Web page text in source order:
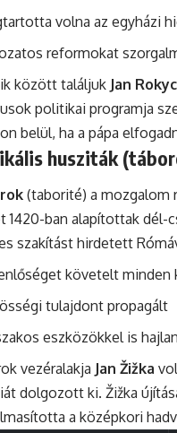
volna az egyházi
reformokat
között találjuk Jan
politikai programja
belül, ha a pápa
husziták
(taborité) a mozgalom
1420-ban alapítottak
szakítást hirdetett
követelt
tulajdont propagált
eszközökkel is
vezéralakja Jan Žižka
dolgozott ki. Žižka
a középkori